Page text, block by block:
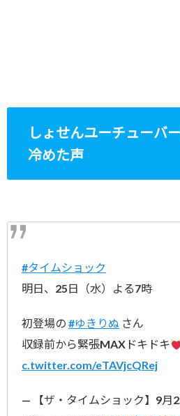
しょせんユーチューバ
冷めた声
#タイムショック
明日、25日（水）よる7時
初登場の #ゆきりぬ さん
収録前から緊張MAXドキドキ
c.twitter.com/eTAVjcQRej
— 【ザ・タイムショック】9月